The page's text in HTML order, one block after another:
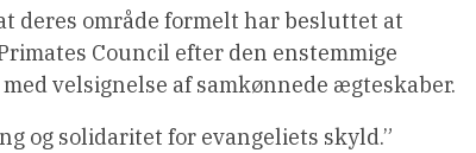
deres område formelt har besluttet at
Council efter den enstemmige
velsignelse af samkønnede ægteskaber.
og solidaritet for evangeliets skyld.”